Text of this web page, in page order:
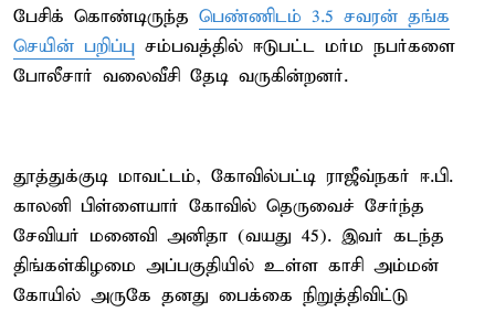
பேசிக் கொண்டிருந்த பெண்ணிடம் 3.5 சவரன் தங்க
செயின் பறிப்பு சம்பவத்தில் ஈடுபட்ட மர்ம நபர்களை
போலீசார் வலைவீசி தேடி வருகின்றனர்.
தூத்துக்குடி மாவட்டம், கோவில்பட்டி ராஜீவ்நகர் ஈ.பி.
காலனி பிள்ளையார் கோவில் தெருவைச் சேர்ந்த
சேவியர் மனைவி அனிதா (வயது 45). இவர் கடந்த
திங்கள்கிழமை அப்பகுதியில் உள்ள காசி அம்மன்
கோயில் அருகே தனது பைக்கை நிறுத்திவிட்டு